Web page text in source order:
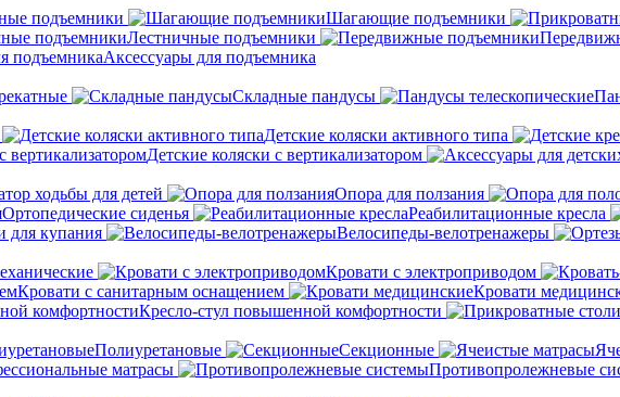
подъемники
Шагающие подъемники
Лестничные подъемники
Аксессуары для подъемника
Складные пандусы
Детские коляски активного типа
Детские коляски с вертикализатором
ходьбы для детей
Опора для ползания
Ортопедические сиденья Реабилитационные кресла
для купания
Велосипеды-велотренажеры
Кровати с электроприводом
Кровати с санитарным оснащением
Кровати
Кресло-стул повышенной комфортности
Полиуретановые Секционные
матрасы
Противопролежневые